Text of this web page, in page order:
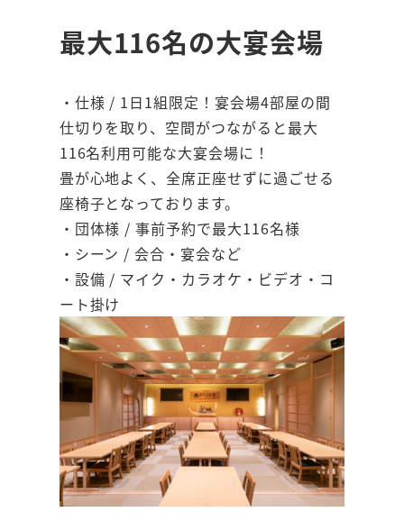
最大116名の大宴会場
・仕様 / 1日1組限定！宴会場4部屋の間
仕切りを取り、空間がつながると最大
116名利用可能な大宴会場に！
畳が心地よく、全席正座せずに過ごせる
座椅子となっております。
・団体様 / 事前予約で最大116名様
・シーン / 会合・宴会など
・設備 / マイク・カラオケ・ビデオ・コ
ート掛け